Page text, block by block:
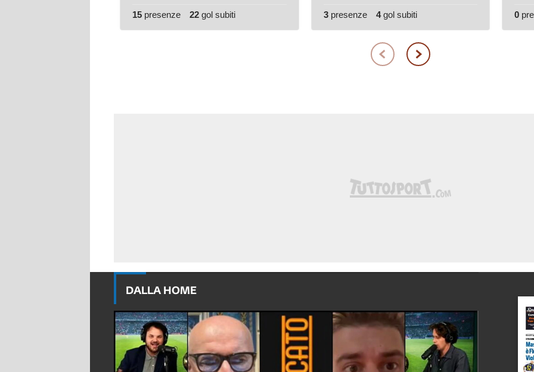
15 presenze 22 gol subiti 3 presenze 4 gol subiti 0
DALLA HOME